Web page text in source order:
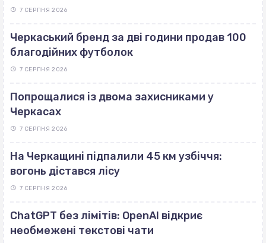
7 СЕРПНЯ 2026
Черкаський бренд за дві години продав 100
благодійних футболок
7 СЕРПНЯ 2026
Попрощалися із двома захисниками у
Черкасах
7 СЕРПНЯ 2026
На Черкащині підпалили 45 км узбіччя:
вогонь дістався лісу
7 СЕРПНЯ 2026
ChatGPT без лімітів: OpenAI відкриє
необмежені текстові чати